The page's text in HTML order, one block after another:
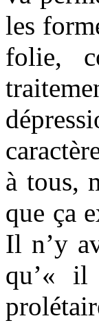
les
folie,
à tous,
que ça
Il n’y
qu’« il